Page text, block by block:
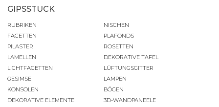
GIPSSTUCK
RUBRIKEN
FACETTEN
PILASTER
LAMELLEN
LICHTFACETTEN
GESIMSE
KONSOLEN
DEKORATIVE ELEMENTE
NISCHEN
PLAFONDS
ROSETTEN
DEKORATIVE TAFEL
LÜFTUNGSGITTER
LAMPEN
BÖGEN
3D-WANDPANEELE